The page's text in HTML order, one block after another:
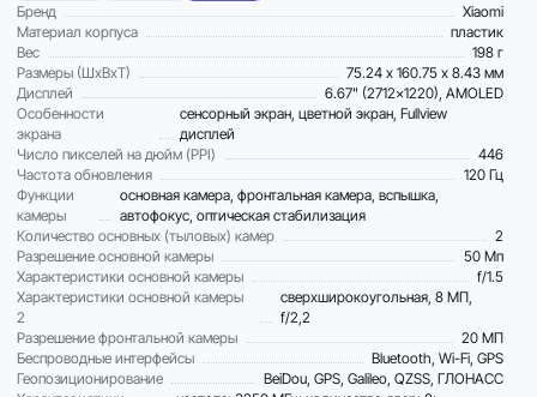
Бренд
Xiaomi
Материал корпуса
пластик
Вес
198 г
Размеры (ШxВxТ)
75.24 х 160.75 х 8.43 мм
Дисплей
6.67" (2712x1220), AMOLED
Особенности
экрана
сенсорный экран, цветной экран, Fullview
дисплей
Число пикселей на дюйм (PPI)
446
Частота обновления
120 Гц
Функции
камеры
основная камера, фронтальная камера, вспышка,
автофокус, оптическая стабилизация
Количество основных (тыловых) камер
2
Разрешение основной камеры
50 Мп
Характеристики основной камеры
f/1.5
Характеристики основной камеры
2
сверхширокоугольная, 8 МП,
f/2,2
Разрешение фронтальной камеры
20 МП
Беспроводные интерфейсы
Bluetooth, Wi-Fi, GPS
Геопозиционирование
BeiDou, GPS, Galileo, QZSS, ГЛОНАСС